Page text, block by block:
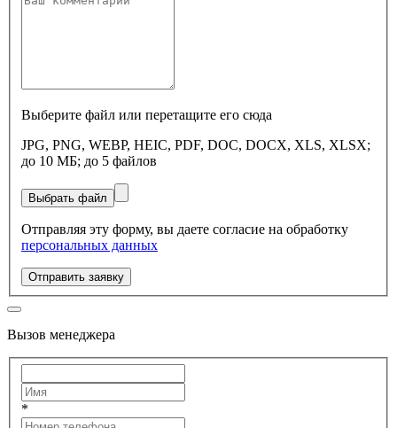
Выберите файл или перетащите его сюда
JPG, PNG, WEBP, HEIC, PDF, DOC, DOCX, XLS, XLSX;
до 10 МБ; до 5 файлов
Выбрать файл
Отправляя эту форму, вы даете согласие на обработку
персональных данных
Отправить заявку
Вызов менеджера
*